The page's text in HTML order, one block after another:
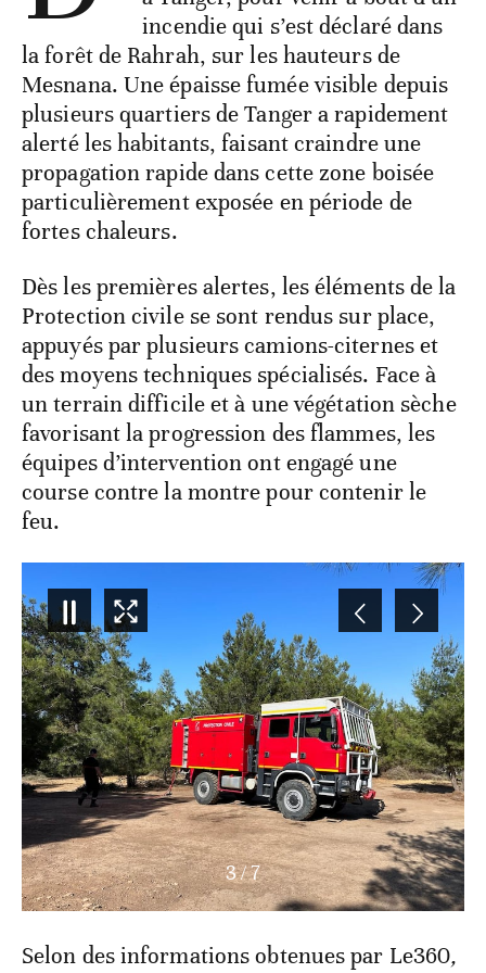
incendie qui s’est déclaré dans
la forêt de Rahrah, sur les hauteurs de
Mesnana. Une épaisse fumée visible depuis
plusieurs quartiers de Tanger a rapidement
alerté les habitants, faisant craindre une
propagation rapide dans cette zone boisée
particulièrement exposée en période de
fortes chaleurs.
Dès les premières alertes, les éléments de la
Protection civile se sont rendus sur place,
appuyés par plusieurs camions-citernes et
des moyens techniques spécialisés. Face à
un terrain difficile et à une végétation sèche
favorisant la progression des flammes, les
équipes d’intervention ont engagé une
course contre la montre pour contenir le
feu.
3/7
Selon des informations obtenues par Le360,